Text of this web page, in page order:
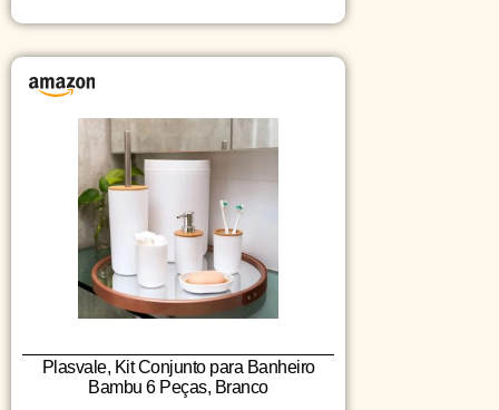
Plasvale, Kit Conjunto para Banheiro
Bambu 6 Peças, Branco